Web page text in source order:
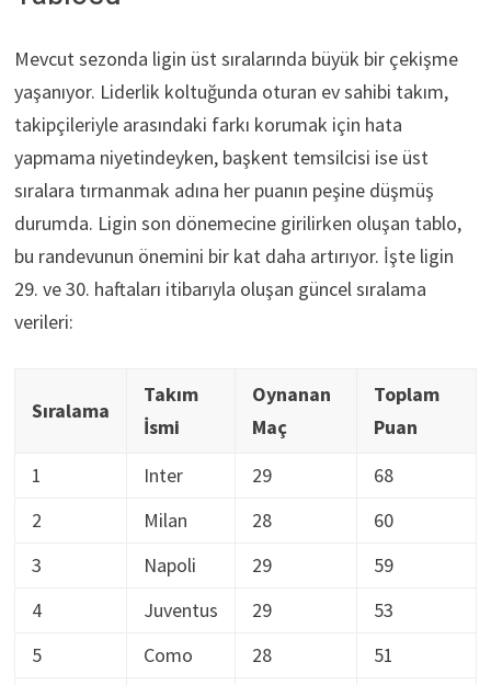
Mevcut sezonda ligin üst sıralarında büyük bir çekişme
yaşanıyor. Liderlik koltuğunda oturan ev sahibi takım,
takipçileriyle arasındaki farkı korumak için hata
yapmama niyetindeyken, başkent temsilcisi ise üst
sıralara tırmanmak adına her puanın peşine düşmüş
durumda. Ligin son dönemecine girilirken oluşan tablo,
bu randevunun önemini bir kat daha artırıyor. İşte ligin
29. ve 30. haftaları itibarıyla oluşan güncel sıralama
verileri:
Sıralama
Takım
İsmi
Oynanan
Maç
Toplam
Puan
1
Inter 29
68
2
Milan 28
60
3
Napoli 29
59
4
Juventus 29
53
5
Como 28
51